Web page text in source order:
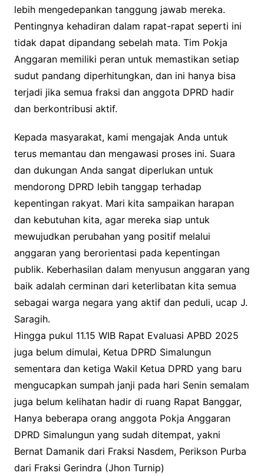
lebih mengedepankan tanggung jawab mereka.
Pentingnya kehadiran dalam rapat-rapat seperti ini
tidak dapat dipandang sebelah mata. Tim Pokja
Anggaran memiliki peran untuk memastikan setiap
sudut pandang diperhitungkan, dan ini hanya bisa
terjadi jika semua fraksi dan anggota DPRD hadir
dan berkontribusi aktif.
Kepada masyarakat, kami mengajak Anda untuk
terus memantau dan mengawasi proses ini. Suara
dan dukungan Anda sangat diperlukan untuk
mendorong DPRD lebih tanggap terhadap
kepentingan rakyat. Mari kita sampaikan harapan
dan kebutuhan kita, agar mereka siap untuk
mewujudkan perubahan yang positif melalui
anggaran yang berorientasi pada kepentingan
publik. Keberhasilan dalam menyusun anggaran yang
baik adalah cerminan dari keterlibatan kita semua
sebagai warga negara yang aktif dan peduli, ucap J.
Saragih.
Hingga pukul 11.15 WIB Rapat Evaluasi APBD 2025
juga belum dimulai, Ketua DPRD Simalungun
sementara dan ketiga Wakil Ketua DPRD yang baru
mengucapkan sumpah janji pada hari Senin semalam
juga belum kelihatan hadir di ruang Rapat Banggar,
Hanya beberapa orang anggota Pokja Anggaran
DPRD Simalungun yang sudah ditempat, yakni
Bernat Damanik dari Fraksi Nasdem, Perikson Purba
dari Fraksi Gerindra (Jhon Turnip)